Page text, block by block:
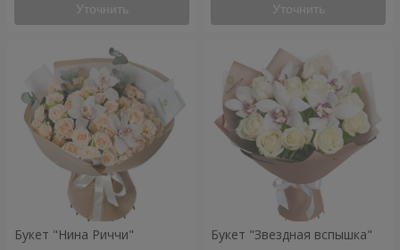
Уточнить Уточнить
Букет "Нина Риччи" Букет "Звездная вспышка"